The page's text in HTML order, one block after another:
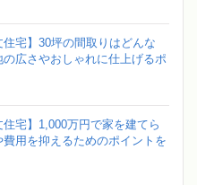
住宅】30坪の間取りはどんな
広さやおしゃれに仕上げるポ
住宅】1,000万円で家を建てら
用を抑えるためのポイントを